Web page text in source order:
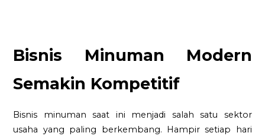
Bisnis Minuman Modern
Semakin Kompetitif
Bisnis minuman saat ini menjadi salah satu sektor
usaha yang paling berkembang. Hampir setiap hari